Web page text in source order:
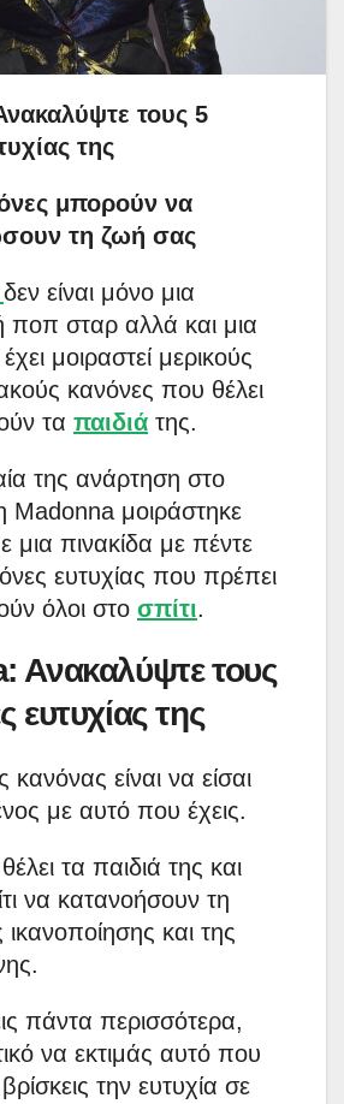
τους 5
της
μπορούν να
τη ζωή σας
δεν είναι μόνο μια
ποπ σταρ αλλά και μια
μοιραστεί μερικούς
κανόνες που θέλει
τα παιδιά της.
της ανάρτηση στο
Madonna μοιράστηκε
μια πινακίδα με πέντε
ευτυχίας που πρέπει
όλοι στο σπίτι.
Ανακαλύψτε τους
ευτυχίας της
είναι να είσαι
με αυτό που έχεις.
τα παιδιά της και
να κατανοήσουν τη
και της
πάντα περισσότερα,
να εκτιμάς αυτό που
την ευτυχία σε